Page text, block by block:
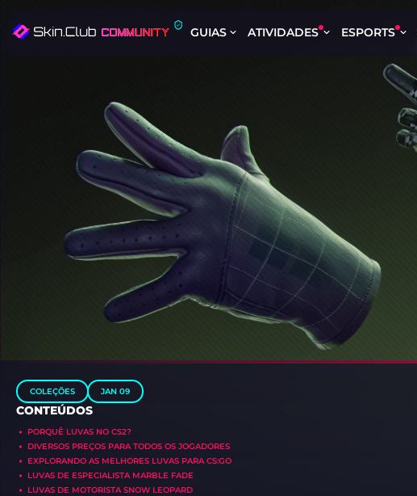
GUIAS ATIVIDADES ESPORTS
COLEÇÕES JAN 09
CONTEÚDOS
PORQUÊ LUVAS NO CS2?
DIVERSOS PREÇOS PARA TODOS OS JOGADORES
EXPLORANDO AS MELHORES LUVAS PARA CS:GO
LUVAS DE ESPECIALISTA MARBLE FADE
LUVAS DE MOTORISTA SNOW LEOPARD